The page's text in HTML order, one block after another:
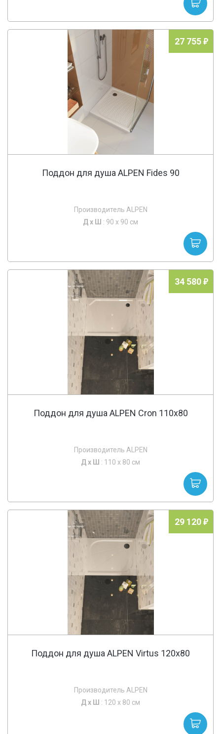
27 755
Поддон для душа ALPEN Fides 90
Производитель ALPEN
Д х Ш : 90 x 90 см
34 580
Поддон для душа ALPEN Cron 110x80
Производитель ALPEN
Д х Ш : 110 x 80 см
29 120
Поддон для душа ALPEN Virtus 120x80
Производитель ALPEN
Д х Ш : 120 x 80 см